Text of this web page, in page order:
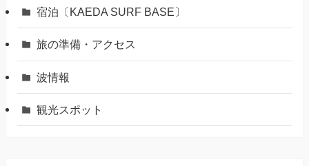
宿泊〔KAEDA SURF BASE〕
旅の準備・アクセス
波情報
観光スポット